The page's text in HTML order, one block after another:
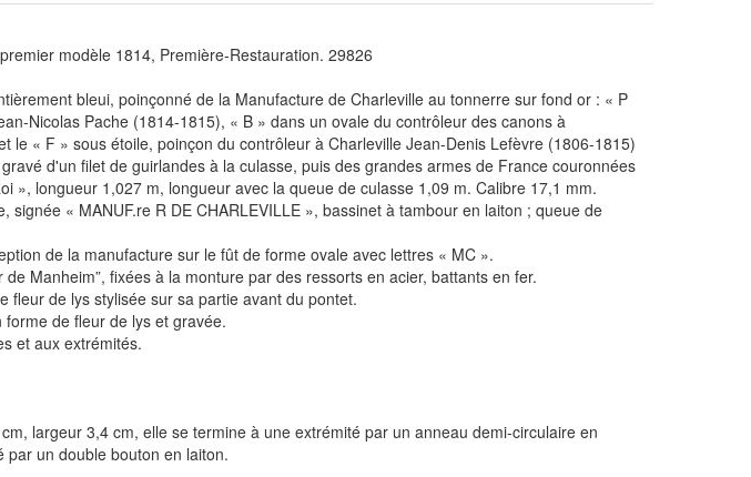
modèle 1814, Première-Restauration. 29826
bleui, poinçonné de la Manufacture de Charleville au tonnerre sur fond or : « P
Nicolas Pache (1814-1815), « B » dans un ovale du contrôleur des canons à
le « F » sous étoile, poinçon du contrôleur à Charleville Jean-Denis Lefèvre (1806-1815)
d'un filet de guirlandes à la culasse, puis des grandes armes de France couronnées
», longueur 1,027 m, longueur avec la queue de culasse 1,09 m. Calibre 17,1 mm.
signée « MANUF.re R DE CHARLEVILLE », bassinet à tambour en laiton ; queue de
de la manufacture sur le fût de forme ovale avec lettres « MC ».
Manheim”, fixées à la monture par des ressorts en acier, battants en fer.
fleur de lys stylisée sur sa partie avant du pontet.
de fleur de lys et gravée.
et aux extrémités.
largeur 3,4 cm, elle se termine à une extrémité par un anneau demi-circulaire en
par un double bouton en laiton.